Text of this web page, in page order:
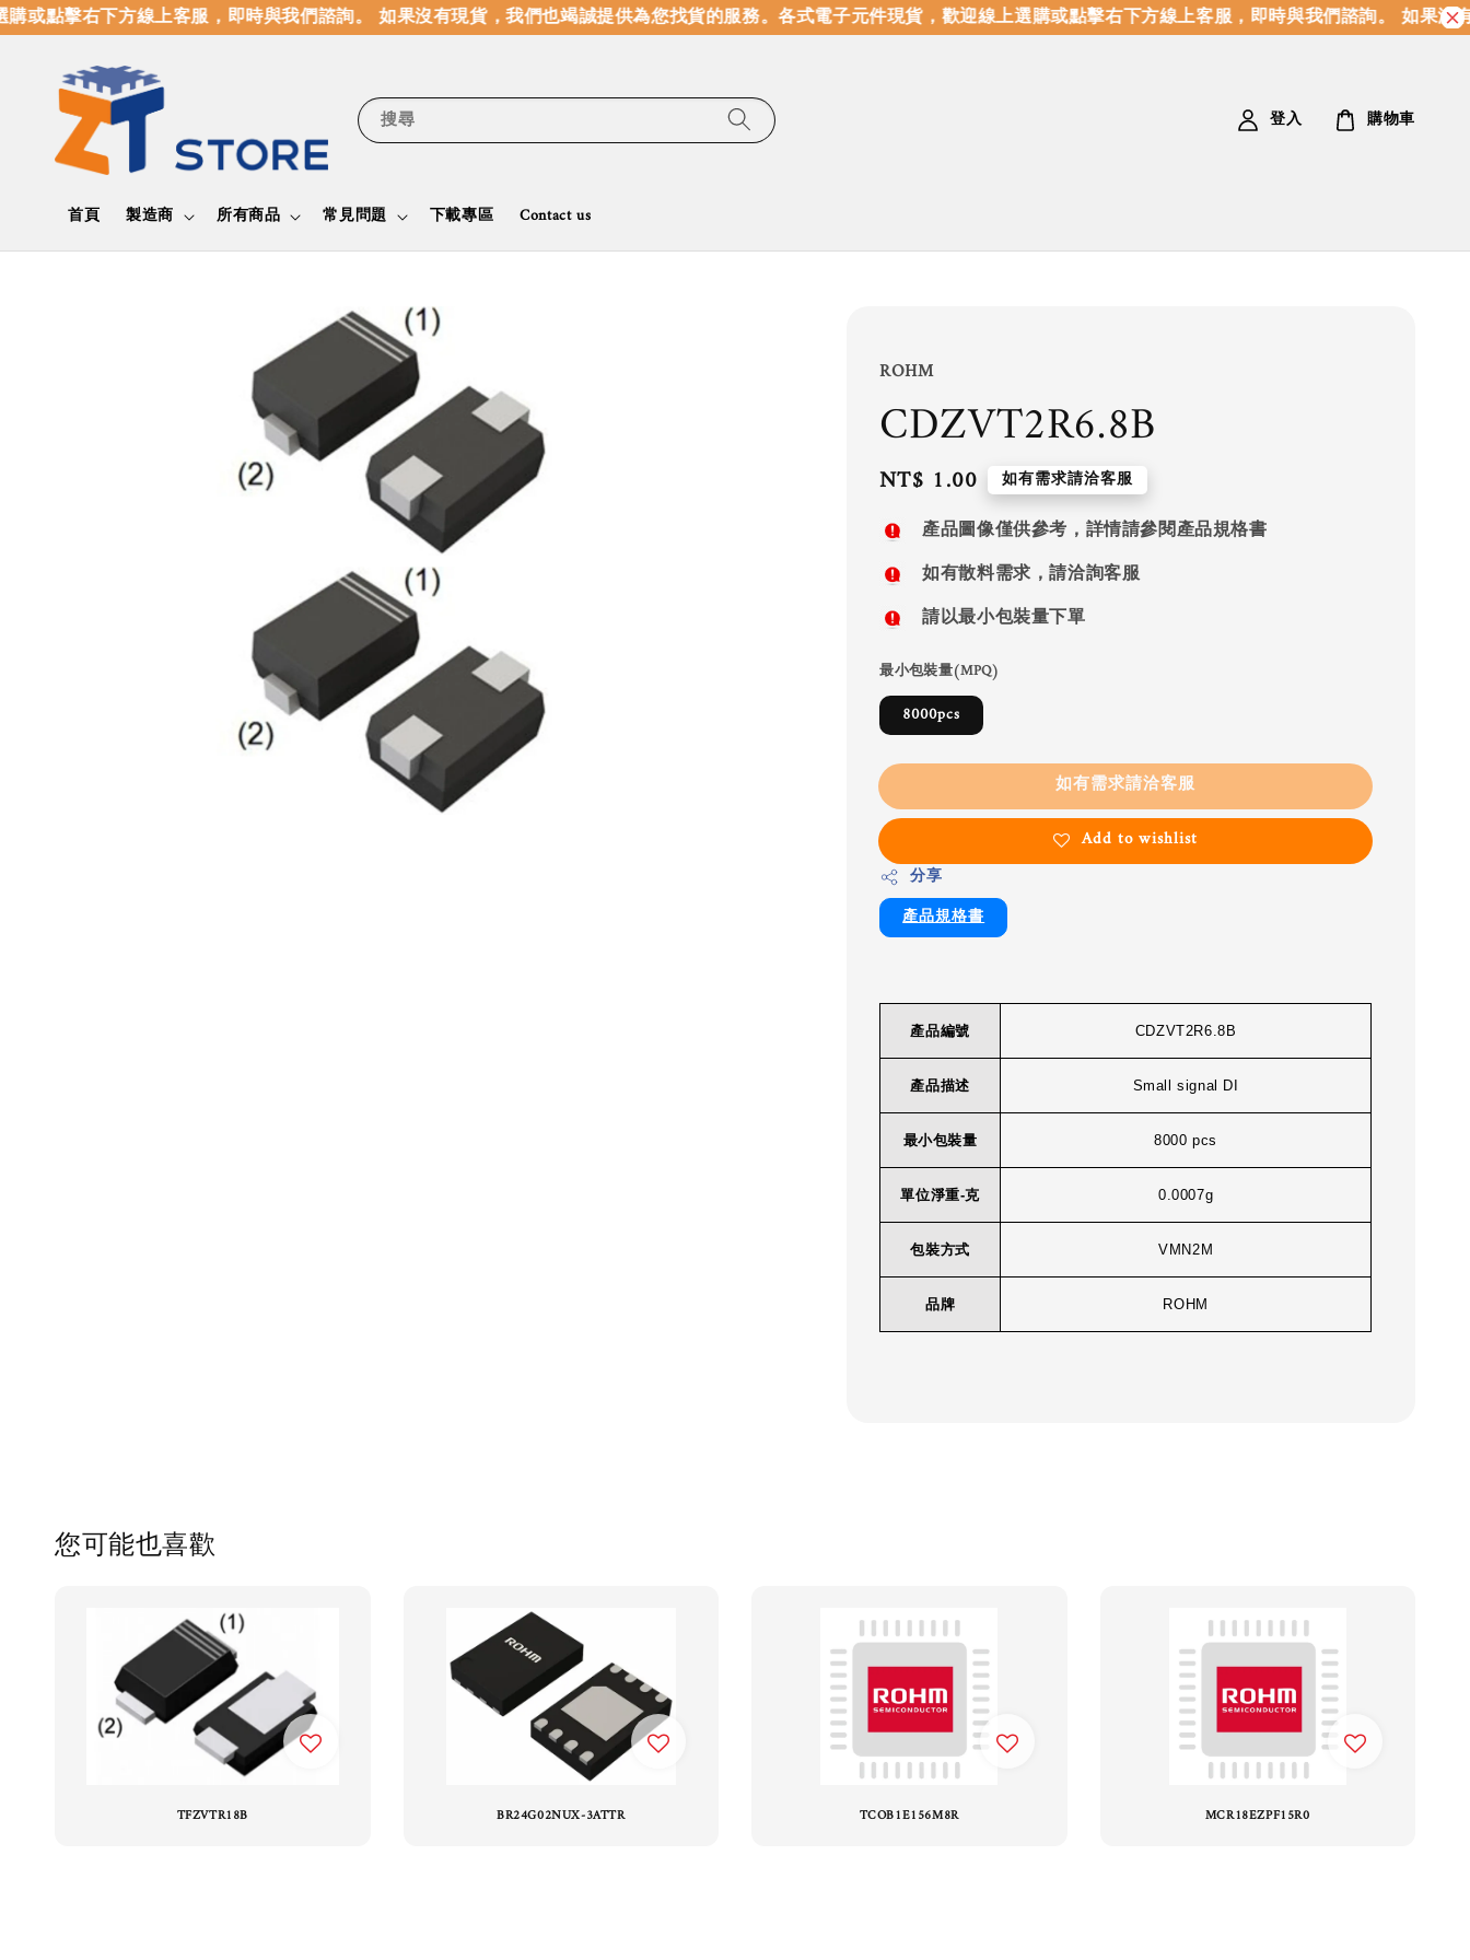
點擊右下方線上客服，即時與我們諮詢。 如果沒有現貨，我們也竭誠提供為您找貨的服務。各式電子元件現貨，歡迎線上選購或點擊右下方線上客服，即時與我們諮詢。 如果沒有
搜尋
首頁 製造商 所有商品 常見問題 下載專區 Contact us
登入 購物車
ROHM
CDZVT2R6.8B
Regular
price
NT$ 1.00 如有需求請洽客服
產品圖像僅供參考，詳情請參閱產品規格書
如有散料需求，請洽詢客服
請以最小包裝量下單
最小包裝量(MPQ)
8000pcs
如有需求請洽客服
Add to wishlist
分享
產品規格書
產品編號 CDZVT2R6.8B
產品描述 Small signal DI
最小包裝量 8000 pcs
單位淨重-克 0.0007g
包裝方式 VMN2M
品牌 ROHM
您可能也喜歡
TFZVTR18B BR24G02NUX-3ATTR TCOB1E156M8R MCR18EZPF15R0